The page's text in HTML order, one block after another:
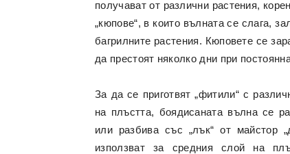
получават от различни растения,
„кюпове“, в които вълната се слага,
багрилните растения. Кюповете се
да престоят няколко дни при
За да се приготвят „фитили“ с
на плъстта, боядисаната вълна се
или разбива със „лък“ от майстор
използват за средния слой на